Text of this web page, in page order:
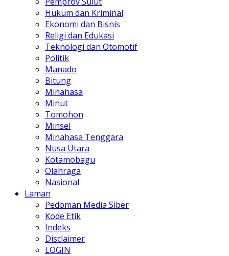
Hukum dan Kriminal
Ekonomi dan Bisnis
Religi dan Edukasi
Teknologi dan Otomotif
Politik
Manado
Bitung
Minahasa
Minut
Tomohon
Minsel
Minahasa Tenggara
Nusa Utara
Kotamobagu
Olahraga
Nasional
Laman
Pedoman Media Siber
Kode Etik
Indeks
Disclaimer
LOGIN